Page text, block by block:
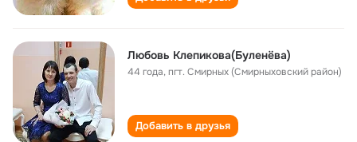
Любовь Клепикова(Буленёва)
44 года,пгт. Смирных (Смирныховский район)
Добавить в друзья